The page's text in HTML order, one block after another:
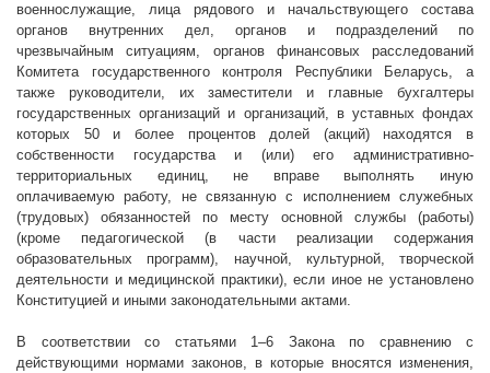
военнослужащие, лица рядового и начальствующего состава
органов внутренних дел, органов и подразделений по
чрезвычайным ситуациям, органов финансовых расследований
Комитета государственного контроля Республики Беларусь, а
также руководители, их заместители и главные бухгалтеры
государственных организаций и организаций, в уставных фондах
которых 50 и более процентов долей (акций) находятся в
собственности государства и (или) его административно-
территориальных единиц, не вправе выполнять иную
оплачиваемую работу, не связанную с исполнением служебных
(трудовых) обязанностей по месту основной службы (работы)
(кроме педагогической (в части реализации содержания
образовательных программ), научной, культурной, творческой
деятельности и медицинской практики), если иное не установлено
Конституцией и иными законодательными актами.
В соответствии со статьями 1–6 Закона по сравнению с
действующими нормами законов, в которые вносятся изменения,